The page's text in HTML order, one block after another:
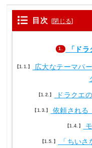
目次 [閉じる]
1. 「ド
1.1.
広大なテーマパ
1.2. ドラクエ
1.3. 依頼される
1.4.
1.5. 「ちいさ